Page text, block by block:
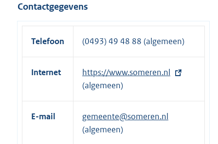
Contactgegevens
Telefoon (0493) 49 48 88 (algemeen)
Internet
E
x
t
r
https://www.someren.nl
(algemeen)
E-mail
gemeente@someren.nl
(algemeen)